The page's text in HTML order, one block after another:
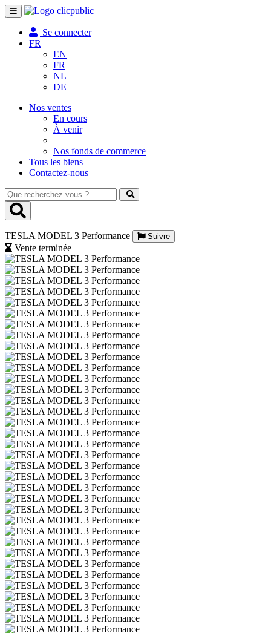
Toggle
navigation
Se connecter
FR
EN
FR
NL
DE
Nos ventes
En cours
À venir
Nos fonds de commerce
Tous les biens
Contactez-nous
Que
recherchez-
vous
TESLA MODEL 3 Performance
Suivre
Vente terminée